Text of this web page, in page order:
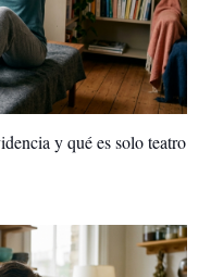
y qué es solo teatro